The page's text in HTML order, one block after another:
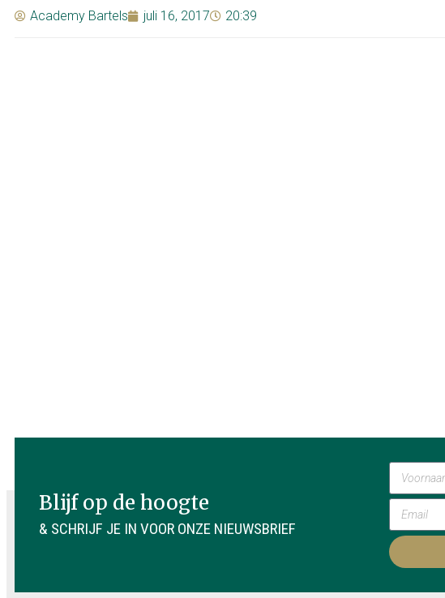
Academy Bartels juli 16, 2017 20:39
Blijf op de hoogte
& SCHRIJF JE IN VOOR ONZE NIEUWSBRIEF